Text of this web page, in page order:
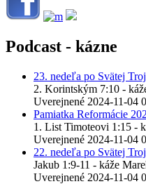
Podcast - kázne
23. nedeľa po Svätej
2. Korintským 7:10 -
Uverejnené 2024-11-04
Pamiatka Reformácie
1. List Timoteovi 1:15 -
Uverejnené 2024-11-04
22. nedeľa po Svätej
Jakub 1:9-11 - káže
Uverejnené 2024-11-04